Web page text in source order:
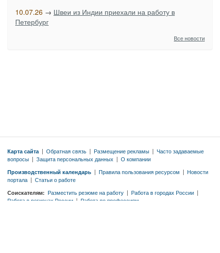
10.07.26 → Швеи из Индии приехали на работу в
Петербург
Все новости
Карта сайта | Обратная связь | Размещение рекламы | Часто задаваемые
вопросы | Защита персональных данных | О компании
Производственный календарь | Правила пользования ресурсом | Новости
портала | Статьи о работе
Соискателям: Разместить резюме на работу | Работа в городах России |
Работа в регионах России | Работа по профессиям